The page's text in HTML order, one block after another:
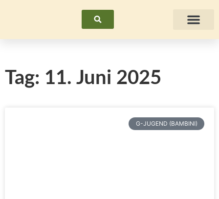
Suchen
Tag: 11. Juni 2025
G-JUGEND (BAMBINI)